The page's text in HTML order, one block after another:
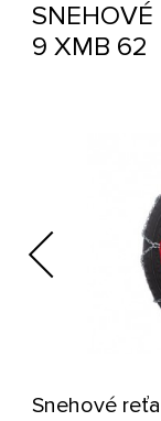
Previous
SNEHOVÉ
9 XMB 62
Snehové